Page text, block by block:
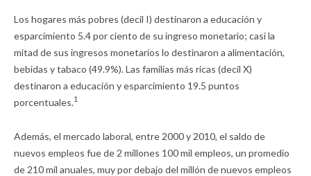
Los hogares más pobres (decil I) destinaron a educación y
esparcimiento 5.4 por ciento de su ingreso monetario; casi la
mitad de sus ingresos monetarios lo destinaron a alimentación,
bebidas y tabaco (49.9%). Las familias más ricas (decil X)
destinaron a educación y esparcimiento 19.5 puntos
porcentuales.1
Además, el mercado laboral, entre 2000 y 2010, el saldo de
nuevos empleos fue de 2 millones 100 mil empleos, un promedio
de 210 mil anuales, muy por debajo del millón de nuevos empleos